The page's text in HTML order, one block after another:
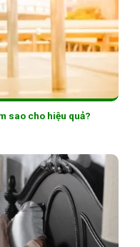
sao cho hiệu quả?